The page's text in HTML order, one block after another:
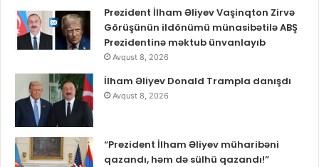
Prezident İlham Əliyev Vaşinqton Zirvə
Görüşünün ildönümü münasibətilə ABŞ
Prezidentinə məktub ünvanlayıb
Avqust 8, 2026
İlham Əliyev Donald Trampla danışdı
Avqust 8, 2026
“Prezident İlham Əliyev müharibəni
qazandı, həm də sülhü qazandı!”